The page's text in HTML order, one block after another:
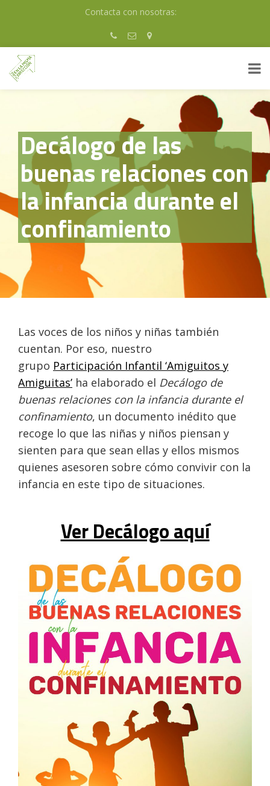
Contacta con nosotras:
Decálogo de las
buenas relaciones con
la infancia durante el
confinamiento
Las voces de los niños y niñas también
cuentan. Por eso, nuestro
grupo Participación Infantil ‘Amiguitos y
Amiguitas’ ha elaborado el Decálogo de
buenas relaciones con la infancia durante el
confinamiento, un documento inédito que
recoge lo que las niñas y niños piensan y
sienten para que sean ellas y ellos mismos
quienes asesoren sobre cómo convivir con la
infancia en este tipo de situaciones.
Ver Decálogo aquí